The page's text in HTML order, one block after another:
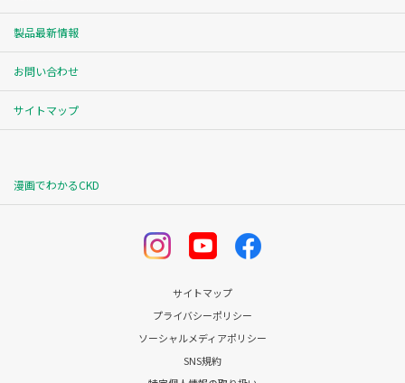
製品最新情報
お問い合わせ
サイトマップ
漫画でわかるCKD
サイトマップ
プライバシーポリシー
ソーシャルメディアポリシー
SNS規約